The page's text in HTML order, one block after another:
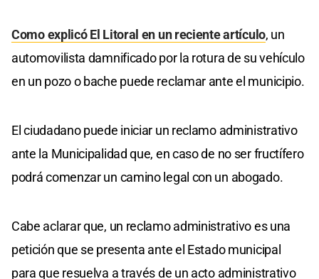
Como explicó El Litoral en un reciente artículo, un
automovilista damnificado por la rotura de su vehículo
en un pozo o bache puede reclamar ante el municipio.
El ciudadano puede iniciar un reclamo administrativo
ante la Municipalidad que, en caso de no ser fructífero
podrá comenzar un camino legal con un abogado.
Cabe aclarar que, un reclamo administrativo es una
petición que se presenta ante el Estado municipal
para que resuelva a través de un acto administrativo